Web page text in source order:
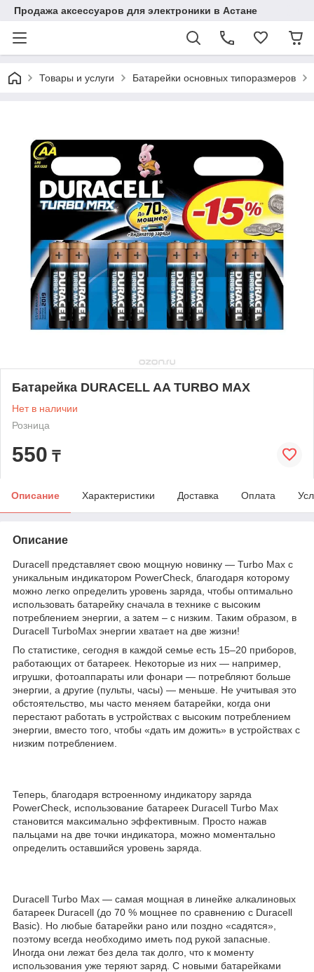
Продажа аксессуаров для электроники в Астане
Товары и услуги Батарейки основных типоразмеров
Батарейка DURACELL AA TURBO MAX
Нет в наличии
Розница
550 ₸
Описание Характеристики Доставка Оплата
Описание
Duracell представляет свою мощную новинку — Turbo Max с
уникальным индикатором PowerCheck, благодаря которому
можно легко определить уровень заряда, чтобы оптимально
использовать батарейку сначала в технике с высоким
потреблением энергии, а затем – с низким. Таким образом, в
Duracell TurboMax энергии хватает на две жизни!
По статистике, сегодня в каждой семье есть 15–20 приборов,
работающих от батареек. Некоторые из них — например,
игрушки, фотоаппараты или фонари — потребляют больше
энергии, а другие (пульты, часы) — меньше. Не учитывая это
обстоятельство, мы часто меняем батарейки, когда они
перестают работать в устройствах с высоким потреблением
энергии, вместо того, чтобы «дать им дожить» в устройствах с
низким потреблением.
Теперь, благодаря встроенному индикатору заряда
PowerCheck, использование батареек Duracell Turbo Max
становится максимально эффективным. Просто нажав
пальцами на две точки индикатора, можно моментально
определить оставшийся уровень заряда.
Duracell Turbo Max — самая мощная в линейке алкалиновых
батареек Duracell (до 70 % мощнее по сравнению с Duracell
Basic). Но любые батарейки рано или поздно «садятся»,
поэтому всегда необходимо иметь под рукой запасные.
Иногда они лежат без дела так долго, что к моменту
использования уже теряют заряд. С новыми батарейками